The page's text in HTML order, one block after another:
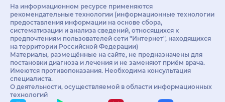
На информационном ресурсе применяются
рекомендательные технологии (информационные технологии
предоставления информации на основе сбора,
систематизации и анализа сведений, относящихся к
предпочтениям пользователей сети "Интернет", находящихся
на территории Российской Федерации)
Материалы, размещённые на сайте, не предназначены для
постановки диагноза и лечения и не заменяют приём врача.
Имеются противопоказания. Необходима консультация
специалиста.
О деятельности, осуществляемой в области информационных
технологий